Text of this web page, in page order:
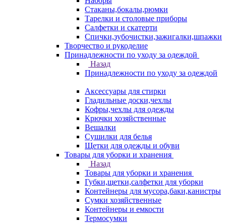
Стаканы,бокалы,рюмки
Тарелки и столовые приборы
Салфетки и скатерти
Спички,зубочистки,зажигалки,шпажки
Творчество и рукоделие
Принадлежности по уходу за одеждой
Назад
Принадлежности по уходу за одеждой
Аксессуары для стирки
Гладильные доски,чехлы
Кофры,чехлы для одежды
Крючки хозяйственные
Вешалки
Сушилки для белья
Щетки для одежды и обуви
Товары для уборки и хранения
Назад
Товары для уборки и хранения
Губки,щетки,салфетки для уборки
Контейнеры для мусора,баки,канистры
Сумки хозяйственные
Контейнеры и емкости
Термосумки